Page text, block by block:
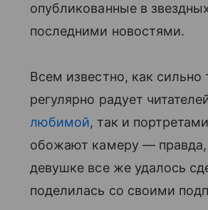
опубликованные в
последними новостями.
Всем известно, как сильно
регулярно радует
любимой, так и
обожают камеру —
девушке все же удалось
поделилась со своими